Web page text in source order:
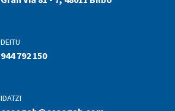
DEITU
944 792 150
IDATZI